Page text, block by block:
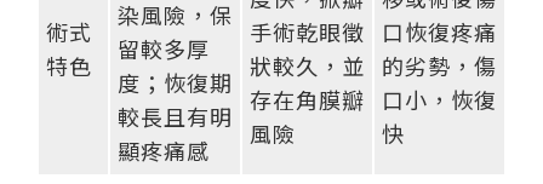
術式
特色
染風險，保
留較多厚
度；恢復期
較長且有明
顯疼痛感
手術乾眼徵
狀較久，並
存在角膜瓣
風險
口恢復疼痛
的劣勢，傷
口小，恢復
快